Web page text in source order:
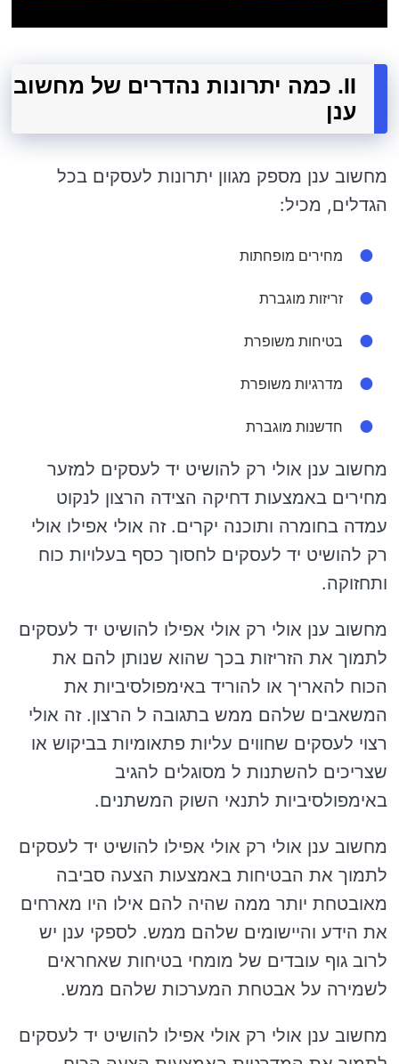
II. כמה יתרונות נהדרים של מחשוב
ענן
מחשוב ענן מספק מגוון יתרונות לעסקים בכל
הגדלים, מכיל:
מחירים מופחתות
זריזות מוגברת
בטיחות משופרת
מדרגיות משופרת
חדשנות מוגברת
מחשוב ענן אולי רק להושיט יד לעסקים למזער
מחירים באמצעות דחיקה הצידה הרצון לנקוט
עמדה בחומרה ותוכנה יקרים. זה אולי אפילו אולי
רק להושיט יד לעסקים לחסוך כסף בעלויות כוח
ותחזוקה.
מחשוב ענן אולי רק אולי אפילו להושיט יד לעסקים
לתמוך את הזריזות בכך שהוא שנותן להם את
הכוח להאריך או להוריד באימפולסיביות את
המשאבים שלהם ממש בתגובה ל הרצון. זה אולי
רצוי לעסקים שחווים עליות פתאומיות בביקוש או
שצריכים להשתנות ל מסוגלים להגיב
באימפולסיביות לתנאי השוק המשתנים.
מחשוב ענן אולי רק אולי אפילו להושיט יד לעסקים
לתמוך את הבטיחות באמצעות הצעה סביבה
מאובטחת יותר ממה שהיה להם אילו היו מארחים
את הידע והיישומים שלהם ממש. לספקי ענן יש
לרוב גוף עובדים של מומחי בטיחות שאחראים
לשמירה על אבטחת המערכות שלהם ממש.
מחשוב ענן אולי רק אולי אפילו להושיט יד לעסקים